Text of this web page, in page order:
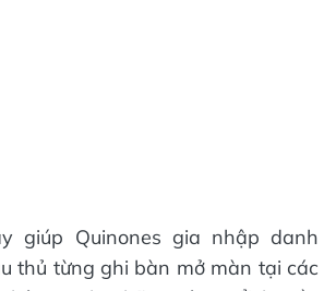
giúp Quinones gia nhập danh
thủ từng ghi bàn mở màn tại các